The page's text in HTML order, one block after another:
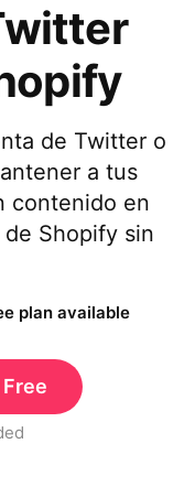
de Twitter o
a tus
contenido en
Shopify sin
plan available